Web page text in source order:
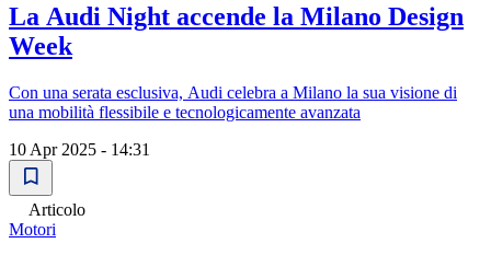
La Audi Night accende la Milano Design
Week
Con una serata esclusiva, Audi celebra a Milano la sua visione di
una mobilità flessibile e tecnologicamente avanzata
10 Apr 2025 - 14:31
Articolo
Motori